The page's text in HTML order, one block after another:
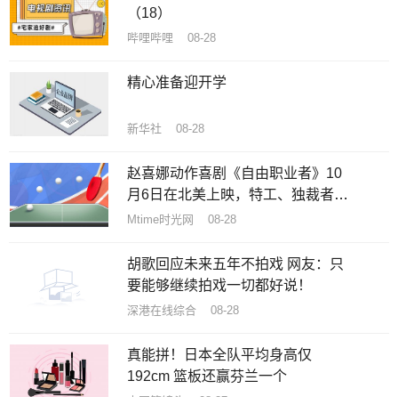
（18）
哔哩哔哩 08-28
精心准备迎开学
新华社 08-28
赵喜娜动作喜剧《自由职业者》10
月6日在北美上映，特工、独裁者和
美女丛林逃亡
Mtime时光网 08-28
胡歌回应未来五年不拍戏 网友：只
要能够继续拍戏一切都好说！
深港在线综合 08-28
真能拼！日本全队平均身高仅
192cm 篮板还赢芬兰一个